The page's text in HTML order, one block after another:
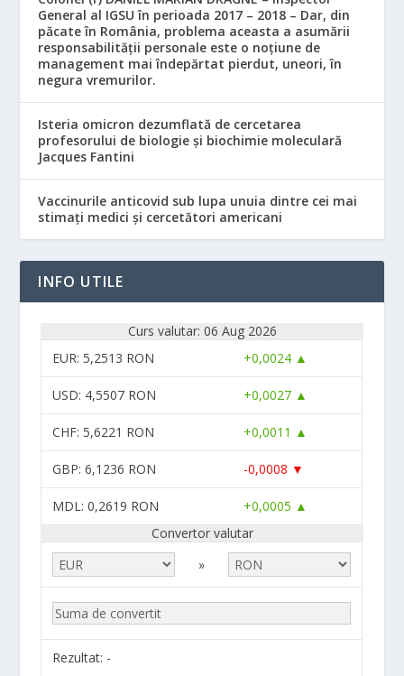
General al IGSU în perioada 2017 – 2018 – Dar, din
păcate în România, problema aceasta a asumării
responsabilităţii personale este o noţiune de
management mai îndepărtat pierdut, uneori, în
negura vremurilor.
Isteria omicron dezumflată de cercetarea
profesorului de biologie și biochimie moleculară
Jacques Fantini
Vaccinurile anticovid sub lupa unuia dintre cei mai
stimați medici și cercetători americani
INFO UTILE
Curs valutar: 06 Aug 2026
EUR: 5,2513 RON +0,0024 ▲
USD: 4,5507 RON +0,0027 ▲
CHF: 5,6221 RON +0,0011 ▲
GBP: 6,1236 RON -0,0008 ▼
MDL : 0,2619 RON
+0,0005 ▲
Convertor valutar
»
Rezultat: -